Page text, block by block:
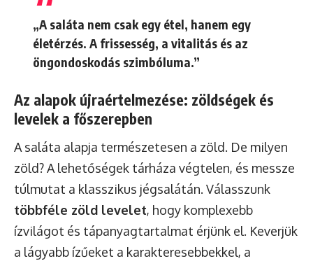
„A saláta nem csak egy étel, hanem egy
életérzés. A frissesség, a vitalitás és az
öngondoskodás szimbóluma.”
Az alapok újraértelmezése: zöldségek és
levelek a főszerepben
A saláta alapja természetesen a zöld. De milyen
zöld? A lehetőségek tárháza végtelen, és messze
túlmutat a klasszikus jégsalátán. Válasszunk
többféle zöld levelet, hogy komplexebb
ízvilágot és tápanyagtartalmat érjünk el. Keverjük
a lágyabb ízűeket a karakteresebbekkel, a